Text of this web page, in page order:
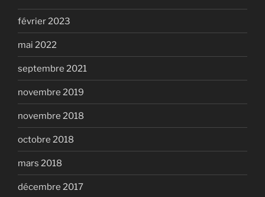
février 2023
mai 2022
septembre 2021
novembre 2019
novembre 2018
octobre 2018
mars 2018
décembre 2017